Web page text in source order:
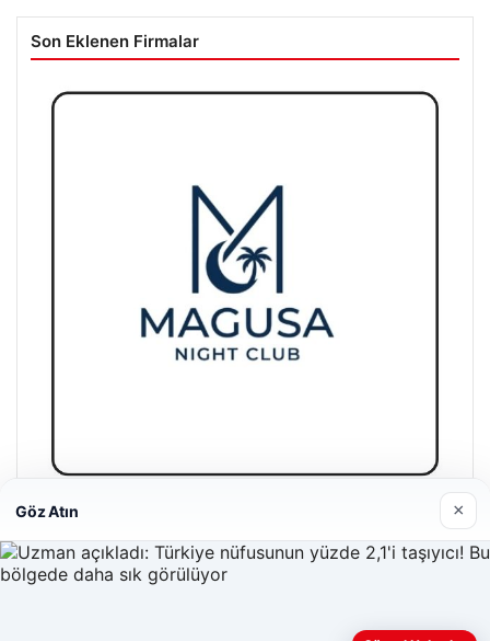
Son Eklenen Firmalar
Magusa Night Club
01/05/2026
Göz Atın ×